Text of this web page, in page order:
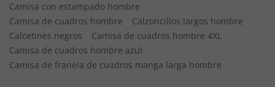
Camisa con estampado hombre
Camisa de cuadros hombre
Calzoncillos largos hombre
Calcetines negros
Camisa de cuadros hombre 4XL
Camisa de cuadros hombre azul
Camisa de franela de cuadros manga larga hombre